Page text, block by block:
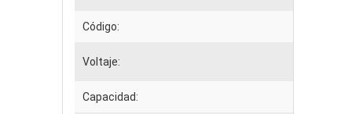
Código:
Voltaje:
Capacidad: